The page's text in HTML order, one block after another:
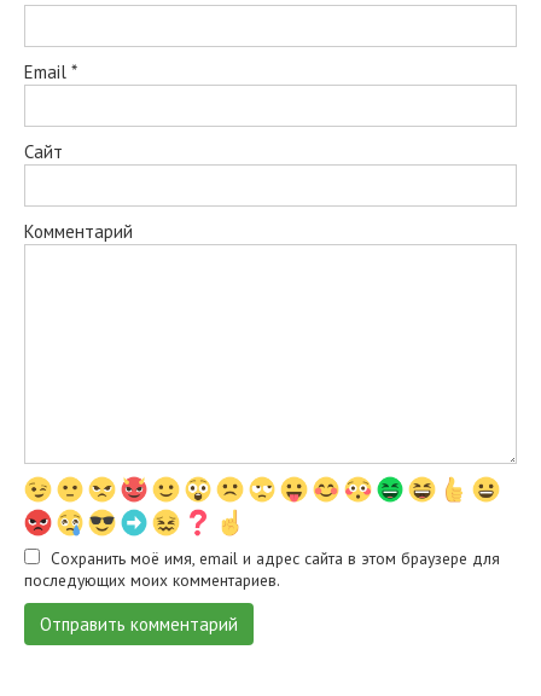
Email *
Сайт
Комментарий
Сохранить моё имя, email и адрес сайта в этом браузере для
последующих моих комментариев.